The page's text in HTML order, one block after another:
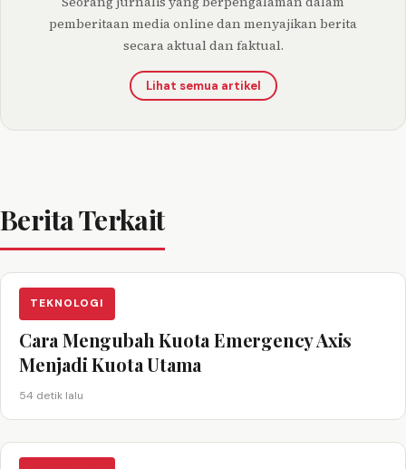
pemberitaan media online dan menyajikan berita
secara aktual dan faktual.
Lihat semua artikel
Berita Terkait
TEKNOLOGI
Cara Mengubah Kuota Emergency Axis
Menjadi Kuota Utama
54 detik lalu